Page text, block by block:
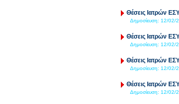
Θέσεις Ιατρών
Δημοσίευση: 12/02/
Θέσεις Ιατρών
Δημοσίευση: 12/02/
Θέσεις Ιατρών
Δημοσίευση: 12/02/
Θέσεις Ιατρών
Δημοσίευση: 12/02/